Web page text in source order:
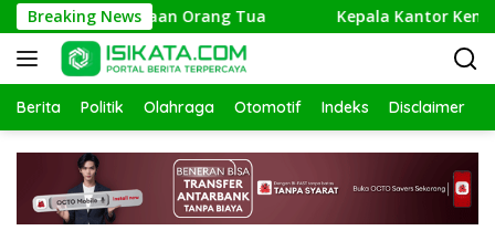
Langsung
ke
konten
Breaking NewsOrang Tua Kepala Kantor Kemenag
Berita Politik Olahraga Otomotif Indeks Disclaimer